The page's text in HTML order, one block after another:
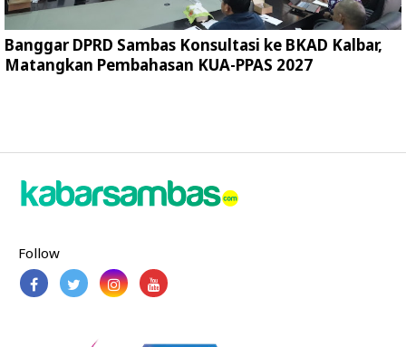
Banggar DPRD Sambas Konsultasi ke BKAD Kalbar,
Matangkan Pembahasan KUA-PPAS 2027
Follow